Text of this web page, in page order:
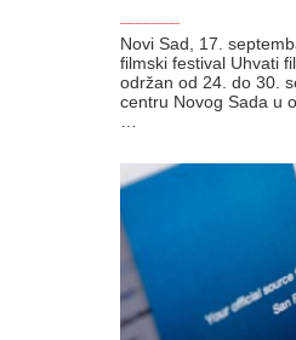
Novi Sad, 17.
filmski festival Uhvati
održan od 24. do 30.
centru Novog Sada u